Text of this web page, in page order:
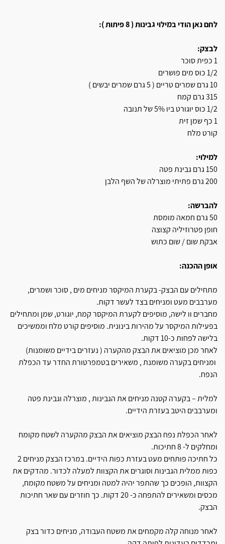
לחם נאן הודי במילוי גבינות ( 8 פיתות ):
לבצק:
1 כפית סוכר
1/2 כוס מים פושרים
10 גרם שמרים טריים ( 5 גרם שמרים יבשים )
315 גרם קמח
1/2 כוס יוגורט ביו 5% של תנובה
1 כף שמן זית
קורט מלח
למילוי:
150 גרם גבינת פטה
200 גרם פתיתי מוצרלה של השף הלבן
להברשה:
50 גרם חמאה מומסת
חופן פטרוזיליה קצוצה
אבקת שום / שום כתוש
אופן ההכנה:
מתחילים עם הבצק- בקערת המיקסר מניחים מים , סוכר ושמרים,
מערבבים מעט ומניחים בצד לעשר דקות.
מחברים וו לישה, מוסיפים לקערת המיקסר קמח, יוגורט, שמן ומתחילים
בפעילות המיקסר על מהירות בינונית. מוסיפים קורט מלח וממשיכים
בלישה לפחות כ-10 דקות.
לאחר מכן מוציאים את הבצק מהקערה ( נעזרים בידיים משומנות)
ומניחים בקערה משומנת , משאירים בטמפרטורת החדר עד הכפלת
הנפח.
למלית – בקערה קטנה מניחים את הגבינות , מוצרלה וגבינת פטה
ומערבבים היטב בעזרת הידיים.
לאחר הכפלת נפח הבצק מוציאים את הבצק מהקערה לשטח מקומח
ומחלקים ל- 8 חתיכות.
כל חתיכה פותחים מעט בעזרת כפות הידיים. במרכז הבצק מניחים 2
כפות ממלית הגבינות וסוגרים את הקצוות למעלה לכדור. מהדקים את
הקצוות, הופכים כך שהתפר יהיה למטה ומניחים על משטח מקומח,
מכסים ומשאירים להתפחה כ- 20 דקות. כך חוזרים עם שאר חתיכות
הבצק.
לאחר מנוחה קלה מקמחים את משטח העבודה, מניחים כדור בצק